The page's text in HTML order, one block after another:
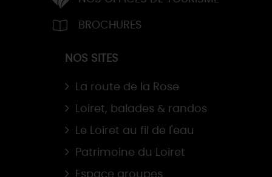
BROCHURES
NOS SITES
La route de la Rose
Loiret, balades & randos
Le Loiret au fil de l'eau
Patrimoine du Loiret
Espace groupes